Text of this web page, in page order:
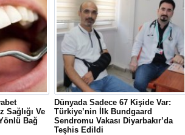
hastalık
tek tek
93 hastanın iyileşme sürecine katkı
sağladı.
Sağlığı Ve
Bağ
Dünyada Sadece 67 Kişide Var:
Türkiye’nin İlk Bundgaard
Sendromu Vakası Diyarbakır’da
Teşhis Edildi